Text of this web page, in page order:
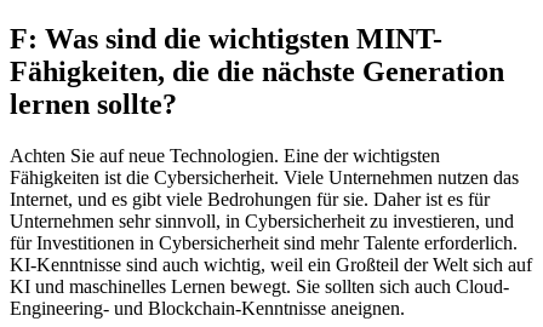
F: Was sind die wichtigsten MINT-
Fähigkeiten, die die nächste Generation
lernen sollte?
Achten Sie auf neue Technologien. Eine der wichtigsten
Fähigkeiten ist die Cybersicherheit. Viele Unternehmen nutzen das
Internet, und es gibt viele Bedrohungen für sie. Daher ist es für
Unternehmen sehr sinnvoll, in Cybersicherheit zu investieren, und
für Investitionen in Cybersicherheit sind mehr Talente erforderlich.
KI-Kenntnisse sind auch wichtig, weil ein Großteil der Welt sich auf
KI und maschinelles Lernen bewegt. Sie sollten sich auch Cloud-
Engineering- und Blockchain-Kenntnisse aneignen.